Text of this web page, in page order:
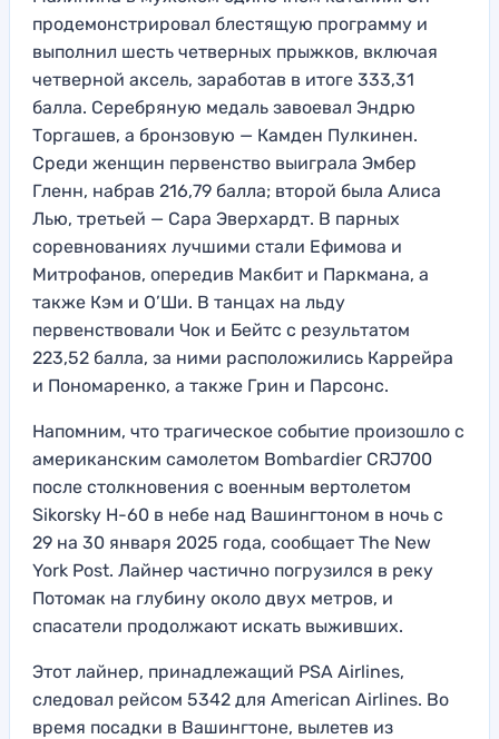
продемонстрировал блестящую программу и
выполнил шесть четверных прыжков, включая
четверной аксель, заработав в итоге 333,31
балла. Серебряную медаль завоевал Эндрю
Торгашев, а бронзовую — Камден Пулкинен.
Среди женщин первенство выиграла Эмбер
Гленн, набрав 216,79 балла; второй была Алиса
Лью, третьей — Сара Эверхардт. В парных
соревнованиях лучшими стали Ефимова и
Митрофанов, опередив Макбит и Паркмана, а
также Кэм и О’Ши. В танцах на льду
первенствовали Чок и Бейтс с результатом
223,52 балла, за ними расположились Каррейра
и Пономаренко, а также Грин и Парсонс.
Напомним, что трагическое событие произошло с
американским самолетом Bombardier CRJ700
после столкновения с военным вертолетом
Sikorsky H-60 в небе над Вашингтоном в ночь с
29 на 30 января 2025 года, сообщает The New
York Post. Лайнер частично погрузился в реку
Потомак на глубину около двух метров, и
спасатели продолжают искать выживших.
Этот лайнер, принадлежащий PSA Airlines,
следовал рейсом 5342 для American Airlines. Во
время посадки в Вашингтоне, вылетев из